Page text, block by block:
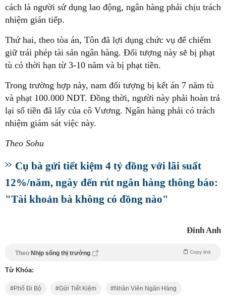
cách là người sử dụng lao động, ngân hàng phải chịu trách
nhiệm gián tiếp.
Thứ hai, theo tòa án, Tôn đã lợi dụng chức vụ để chiếm
giữ trái phép tài sản ngân hàng. Đối tượng này sẽ bị phạt
tù có thời hạn từ 3-10 năm và bị phạt tiền.
Trong trường hợp này, nam đối tượng bị kết án 7 năm tù
và phạt 100.000 NDT. Đồng thời, người này phải hoàn trả
lại số tiền đã lấy của cô Vương. Ngân hàng phải có trách
nhiệm giám sát việc này.
Theo Sohu
Cụ bà gửi tiết kiệm 4 tỷ đồng với lãi suất
12%/năm, ngày đến rút ngân hàng thông báo:
"Tài khoản bà không có đồng nào"
Đinh Anh
Theo Nhịp sống thị trường Copy link
Từ Khóa:
Phố Đi Bộ Gửi Tiết Kiệm Nhân Viên Ngân Hàng